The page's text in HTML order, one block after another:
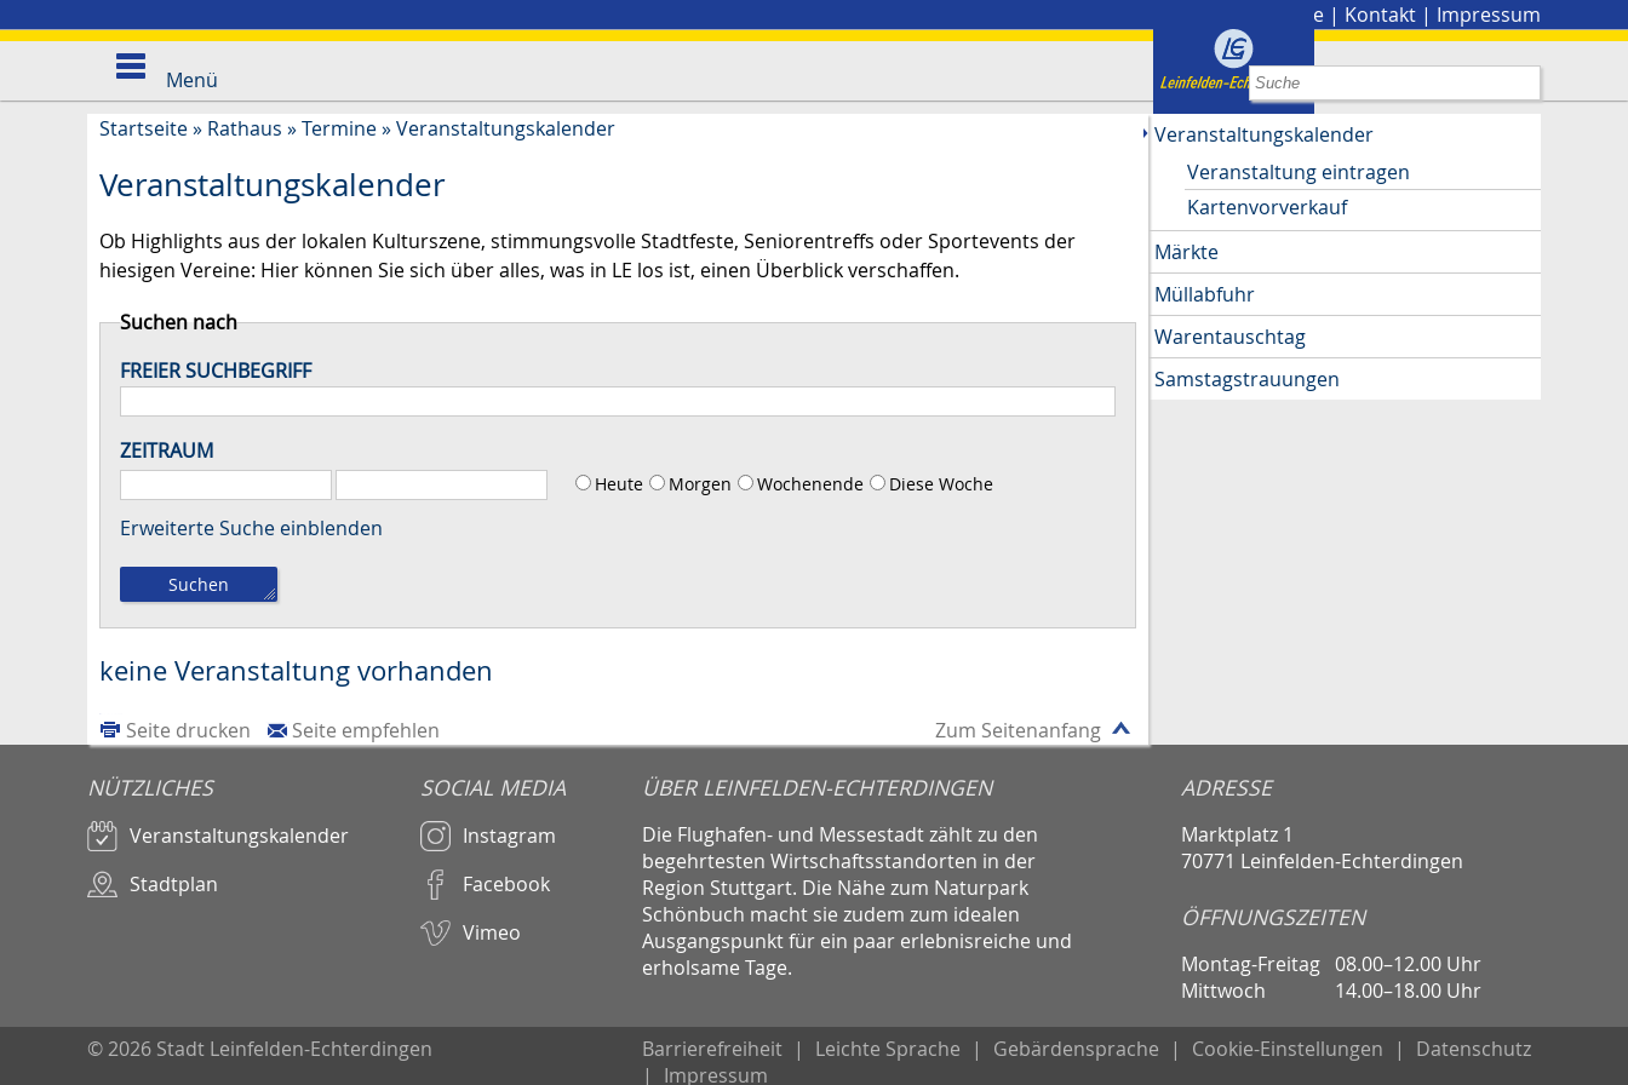
Presse | Kontakt | Impressum
Menü
Startseite» Rathaus »Termine»Veranstaltungskalender
Veranstaltungskalender
Ob Highlights aus der lokalen Kulturszene, stimmungsvolle Stadtfeste, Seniorentreffs oder Sportevents der
hiesigen Vereine: Hier können Sie sich über alles, was in LE los ist, einen Überblick verschaffen.
Suchen nach
FREIER SUCHBEGRIFF
ZEITRAUM
Heute Morgen Wochenende Diese Woche
Erweiterte Suche
keine Veranstaltung vorhanden
Zum Seitenanfang
Seite drucken Seite empfehlen
Veranstaltungskalender
Veranstaltung eintragen
Kartenvorverkauf
Märkte
Müllabfuhr
Warentauschtag
Samstagstrauungen
NÜTZLICHES
Veranstaltungskalender
Stadtplan
SOCIAL MEDIA
Instagram
Facebook
Vimeo
ÜBER LEINFELDEN-ECHTERDINGEN
Die Flughafen- und Messestadt zählt zu den
begehrtesten Wirtschaftsstandorten in der
Region Stuttgart. Die Nähe zum Naturpark
Schönbuch macht sie zudem zum idealen
Ausgangspunkt für ein paar erlebnisreiche und
erholsame Tage.
ADRESSE
Marktplatz 1
70771 Leinfelden-Echterdingen
ÖFFNUNGSZEITEN
Montag-Freitag 08.00–12.00 Uhr
Mittwoch
14.00–18.00 Uhr
© 2026 Stadt Leinfelden-Echterdingen Barrierefreiheit | Leichte Sprache | Gebärdensprache | Cookie-Einstellungen |
Datenschutz
|
Impressum